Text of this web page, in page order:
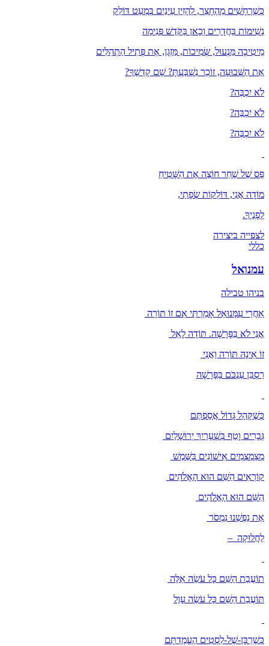
כְּשֶׁרְחָשִׁים מֵהֶחָצֵר, לְהָזִין עֵינַיִם בְּמְעַט דּוֹלֵק
נְשִׁימוֹת בַּחֲדָרִים וְכָאן בַּקֹּדֶשׁ פְּנִימָה
מֵיטִיבָה מַּנְעוּל, שְּׂמִיכוֹת, מַּזְגָן, אֶת פְּתִיל הַתְּהִלִּים
אֶת הַשְּׁבוּעָה, זוֹכֵר נִשְׁבַּעְתָּ? שֵׁם קָדְשֶׁךָ?
לֹא יִכְבֶּה?
לֹא יִכְבֶּה?
לֹא יִכְבֶּה?
פַּס שֶׁל שַׁחַר חוֹצֶה אֶת הַשָּׁטִיחַ
מוֹדׇה אֲנִי, דּוֹלְקוֹת שְׂפָתַי,
לְפָנֶיךָ.
לצפייה ביצירה
כללי
עמנואל
בניהו טבילה
אַחֲרֵי עִמָּנוּאֵל אָמַרְתִּי אִם זוֹ תּוֹרָה
אֲנִי לֹא בַּפָּרָשָׁה. תּוֹדָה לָאֵל
זוֹ אֵינָהּ תּוֹרָה וַאֲנִי
רַסְבַּן עַנְכֹּם בַּפָּרָשָׁה
כְּשֶׁקָּהָל גָּדוֹל אֲסַפְתֶּם
גְּבָרִים וָטַף בִּשְׁעָרַיִךְ יְרוּשָׁלַיִם
מְצַמְצְמִים אִישׁוֹנִים בַּשֶּׁמֶשׁ
קוֹרְאִים הַשֵּׁם הוּא הָאֱלֹהִים
הַשֵּׁם הוּא הָאֱלֹהִים
אֶת נַפְשֵׁנוּ נִמְסֹר
לַחֲלוּקָה –
תוֹעֲבַת הַשֵּׁם כָּל עֹשֵׂה אֵלֶּה
תּוֹעֲבַת הַשֵּׁם כָּל עֹשֶׂה עָוֶל
כְּשֶׁרַבָּן-שֶׁל-לִסְטִים הֶעֱמַדְתָּם